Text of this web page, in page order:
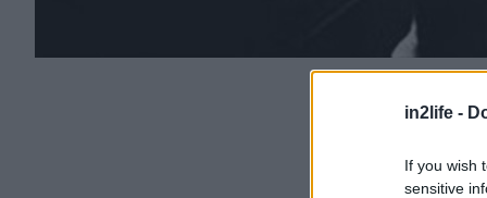
in2life -
If you wish
sensitive